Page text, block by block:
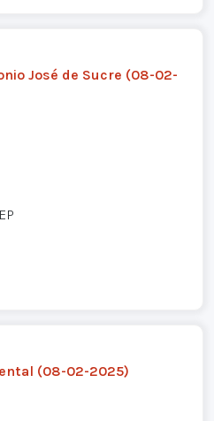
José de Sucre (08-02-
(08-02-2025)